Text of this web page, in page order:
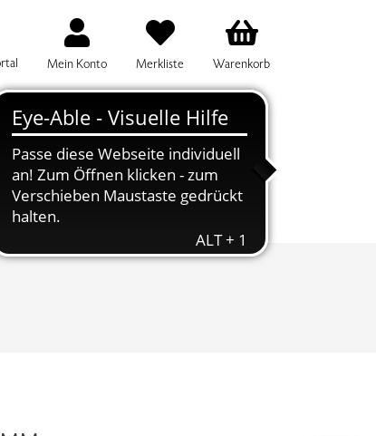
Mein Konto Merkliste Warenkorb
DIE KURSSUCHE EINGEBEN